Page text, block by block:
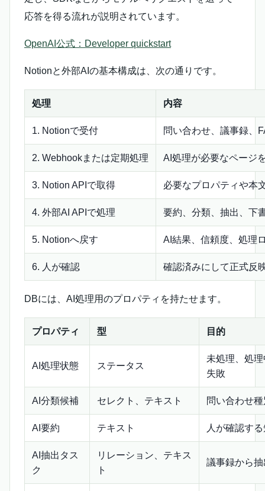
応答を得る流れが説明されています。
OpenAI公式：Developer quickstart
Notionと外部AIの基本構成は、次の通りです。
処理 内容
1. Notionで受付 問い合わせ、議事録、
2. Webhookまたは定期処理 AI処理が必要なページ
3. Notion APIで取得 必要なプロパティや本
4. 外部AI APIで処理 要約、分類、抽出、下
5. Notionへ戻す AI結果、信頼度、処理
6. 人が確認 確認済みにして正式反
DBには、AI処理用のプロパティを持たせます。
プロパティ 型 目的
AI処理状態 ステータス
未処理、処
失敗
AI分類候補 セレクト、テキスト 問い合わせ
AI要約 テキスト 人が確認す
AI抽出タス
ク
リレーション、テキス
ト
議事録から